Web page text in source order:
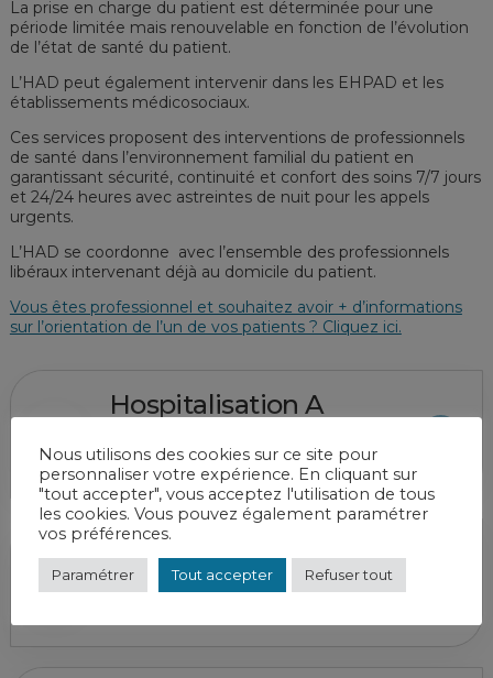
La prise en charge du patient est déterminée pour une
période limitée mais renouvelable en fonction de l’évolution
de l’état de santé du patient.
L’HAD peut également intervenir dans les EHPAD et les
établissements médicosociaux.
Ces services proposent des interventions de professionnels
de santé dans l’environnement familial du patient en
garantissant sécurité, continuité et confort des soins 7/7 jours
et 24/24 heures avec astreintes de nuit pour les appels
urgents.
L’HAD se coordonne avec l’ensemble des professionnels
libéraux intervenant déjà au domicile du patient.
Vous êtes professionnel et souhaitez avoir + d’informations
sur l’orientation de l’un de vos patients ? Cliquez ici.
Hospitalisation A
CH de Bar-le-Duc Fains-Véel
Hospitalisation A
Domicile
Nous utilisons des cookies sur ce site pour
personnaliser votre expérience. En cliquant sur
"tout accepter", vous acceptez l'utilisation de tous
les cookies. Vous pouvez également paramétrer
vos préférences.
Paramétrer Tout accepter Refuser tout